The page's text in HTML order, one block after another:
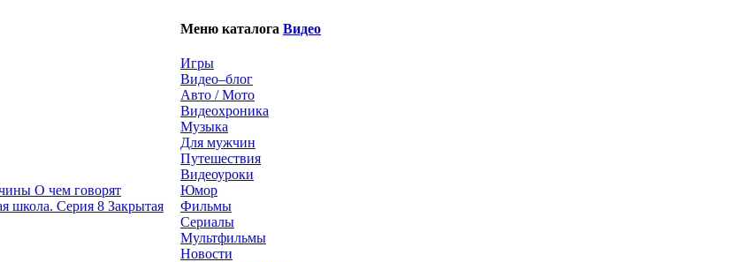
О чем говорят
Закрытая
Меню каталога Видео
Игры
Видео–блог
Авто / Мото
Видеохроника
Музыка
Для мужчин
Путешествия
Видеоуроки
Юмор
Фильмы
Сериалы
Мультфильмы
Новости